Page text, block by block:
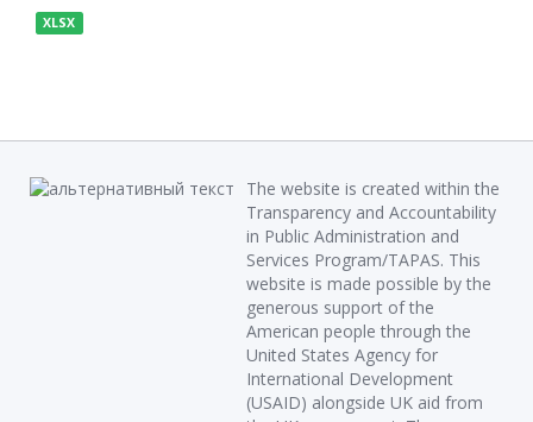
XLSX
The website is created within the
Transparency and Accountability
in Public Administration and
Services Program/TAPAS. This
website is made possible by the
generous support of the
American people through the
United States Agency for
International Development
(USAID) alongside UK aid from